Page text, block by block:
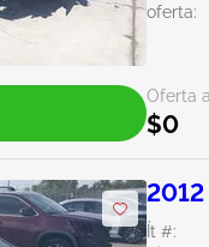
oferta:
Oferta
$0
2012
Ít #: